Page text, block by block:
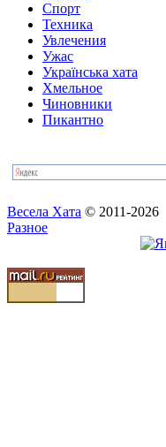
Спорт
Техника
Увлечения
Ужас
Українська хата
Хмельное
Чиновники
Пикантно
Весела Хата © 2011-2026
Разное